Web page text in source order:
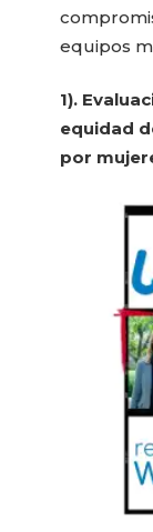
equipos
1).
equidad
por